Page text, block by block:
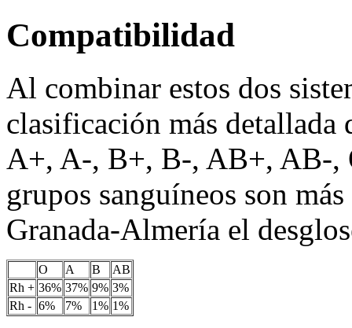
Compatibilidad
Al combinar estos dos
clasificación más detallada
A+, A-, B+, B-, AB+, AB-,
grupos sanguíneos son
Granada-Almería el
O A B
AB
Rh + 36% 37% 9% 3%
Rh - 6% 7% 1% 1%